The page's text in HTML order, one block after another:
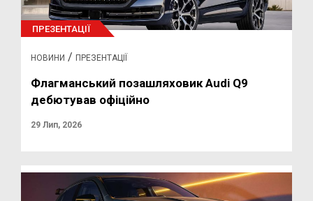
ПРЕЗЕНТАЦІЇ
НОВИНИ / ПРЕЗЕНТАЦІЇ
Флагманський позашляховик Audi Q9
дебютував офіційно
29 Лип, 2026